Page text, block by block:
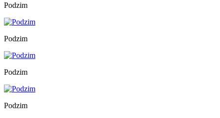
Podzim
Podzim
Podzim
Podzim